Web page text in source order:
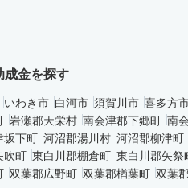
成金を探す
いわき市 白河市 須賀川市 喜多方
岩瀬郡天栄村 南会津郡下郷町 南
坂下町 河沼郡湯川村 河沼郡柳津町
吹町 東白川郡棚倉町 東白川郡矢祭
双葉郡広野町 双葉郡楢葉町 双葉